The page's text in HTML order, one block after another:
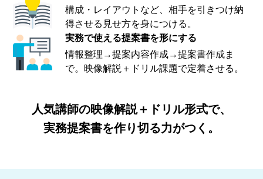
構成・レイアウトなど、相手を引きつけ納
得させる見せ方を身につける。
実務で使える提案書を形にする
情報整理→提案内容作成→提案書作成ま
で。映像解説＋ドリル課題で定着させる。
人気講師の映像解説＋ドリル形式で、
実務提案書を作り切る力がつく。